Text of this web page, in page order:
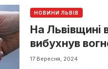
НОВИНИ ЛЬВІВ
На Львівщині
вибухнув
17 Вересня, 2024